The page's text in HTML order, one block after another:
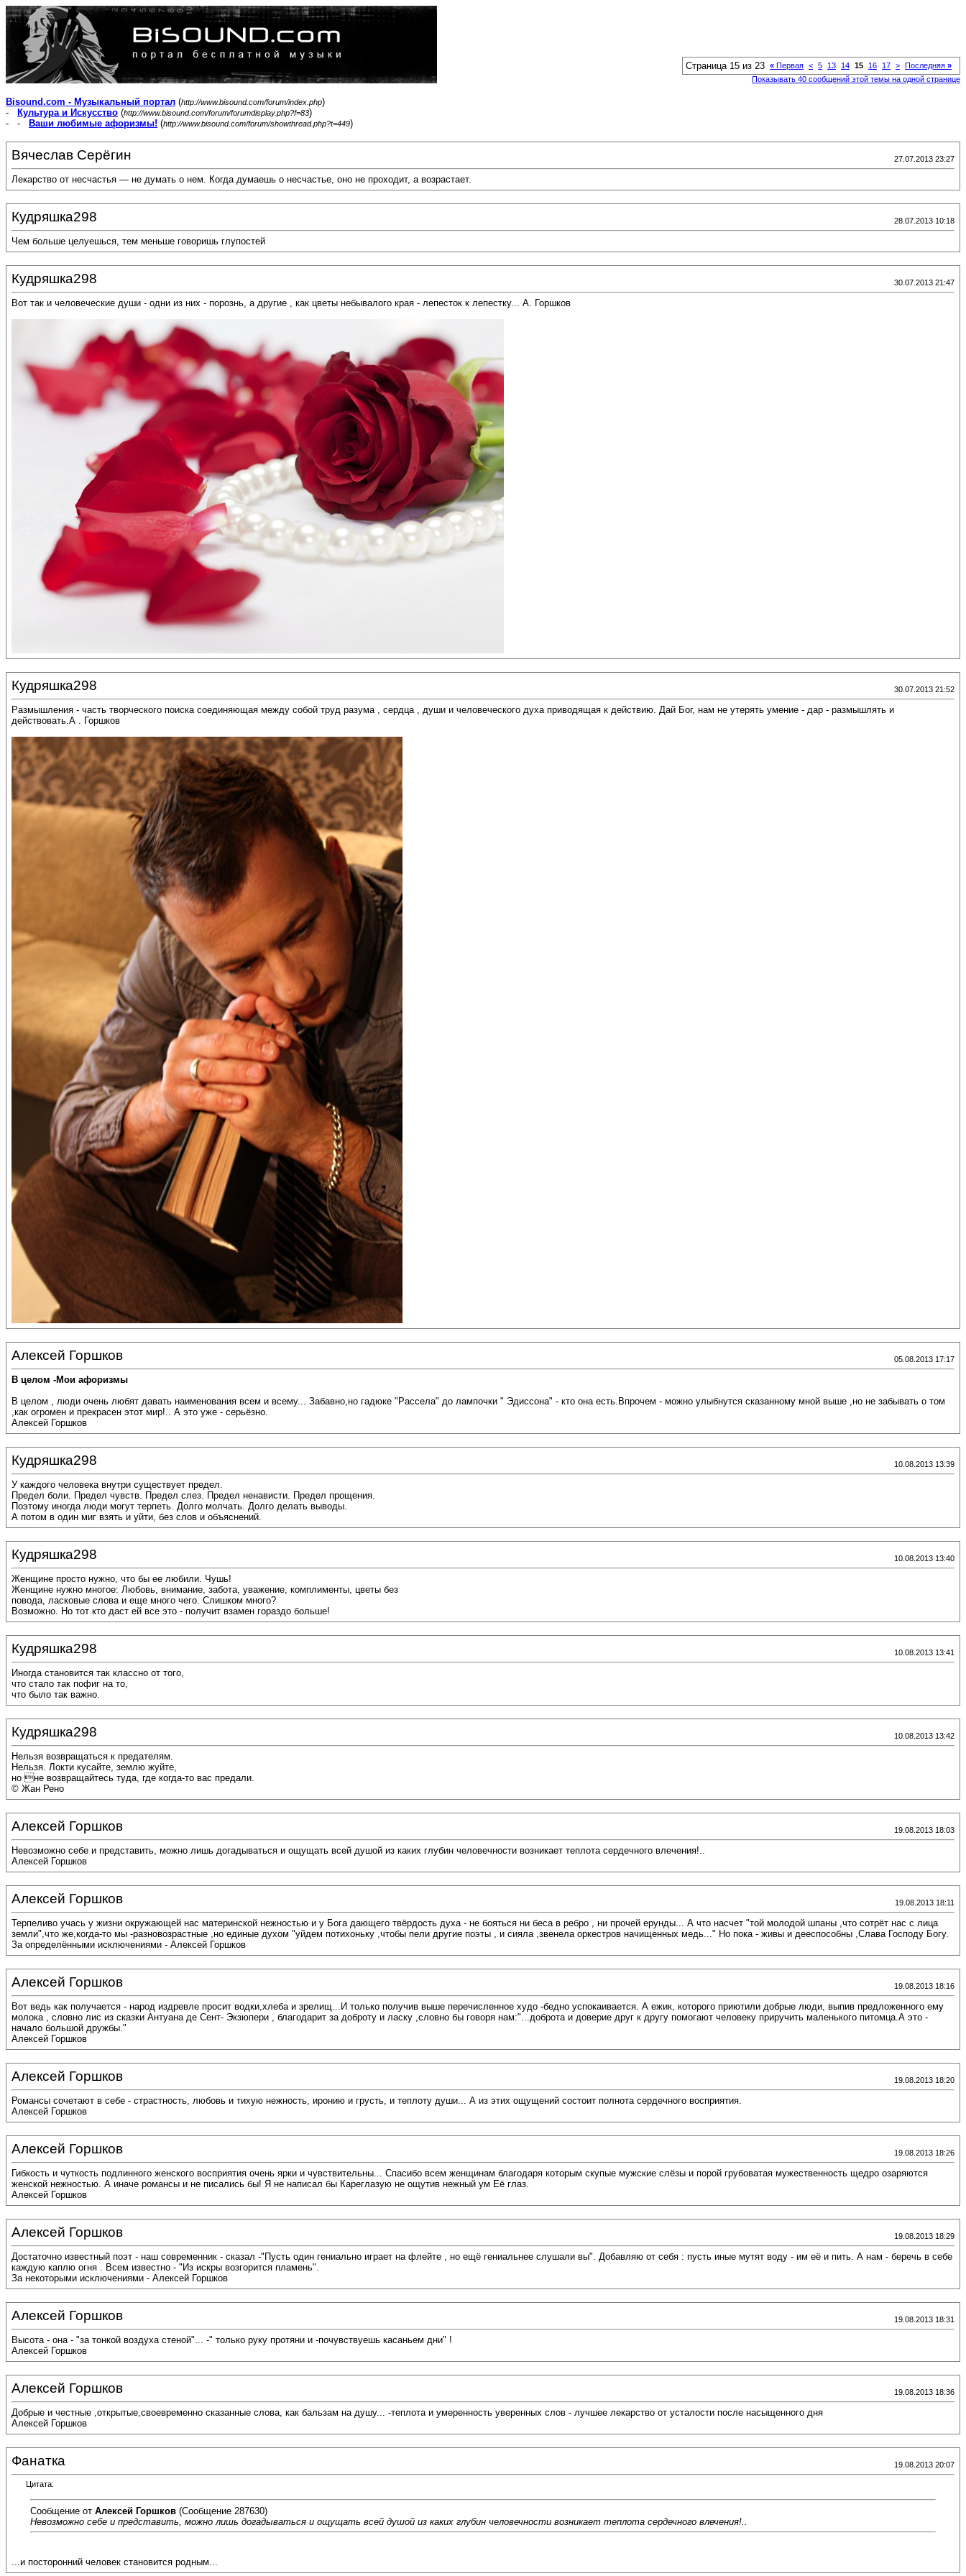
Страница 15 из 23 « Первая < 5 13 14 15 16 17 > Последняя »
Показывать 40 сообщений этой темы на одной странице
Bisound.com - Музыкальный портал (http://www.bisound.com/forum/index.php)
-
Культура и Искусство (http://www.bisound.com/forum/forumdisplay.php?f=83)
- -
Ваши любимые афоризмы! (http://www.bisound.com/forum/showthread.php?t=449)
Вячеслав Серёгин 27.07.2013 23:27
Лекарство от несчастья — не думать о нем. Когда думаешь о несчастье, оно не проходит, а возрастает.
Кудряшка298 28.07.2013 10:18
Чем больше целуешься, тем меньше говоришь глупостей
Кудряшка298 30.07.2013 21:47
Вот так и человеческие души - одни из них - порознь, а другие , как цветы небывалого края - лепесток к лепестку... А. Горшков
Кудряшка298 30.07.2013 21:52
Размышления - часть творческого поиска соединяющая между собой труд разума , сердца , души и человеческого духа приводящая к действию. Дай Бог, нам не утерять умение - дар - размышлять и
действовать.А . Горшков
Алексей Горшков 05.08.2013 17:17
В целом -Мои афоризмы
В целом , люди очень любят давать наименования всем и всему... Забавно,но гадюке "Рассела" до лампочки " Эдиссона" - кто она есть.Впрочем - можно улыбнутся сказанному мной выше ,но не забывать о том
,как огромен и прекрасен этот мир!.. А это уже - серьёзно.
Алексей Горшков
Кудряшка298 10.08.2013 13:39
У каждого человека внутри существует предел.
Предел боли. Предел чувств. Предел слез. Предел ненависти. Предел прощения.
Поэтому иногда люди могут терпеть. Долго молчать. Долго делать выводы.
А потом в один миг взять и уйти, без слов и объяснений.
Кудряшка298 10.08.2013 13:40
Женщине просто нужно, что бы ее любили. Чушь!
Женщине нужно многое: Любовь, внимание, забота, уважение, комплименты, цветы без
повода, ласковые слова и еще много чего. Слишком много?
Возможно. Но тот кто даст ей все это - получит взамен гораздо больше!
Кудряшка298 10.08.2013 13:41
Иногда становится так классно от того,
что стало так пофиг на то,
что было так важно.
Кудряшка298 10.08.2013 13:42
Нельзя возвращаться к предателям.
Нельзя. Локти кусайте, землю жуйте,
но не возвращайтесь туда, где когда-то вас предали.
© Жан Рено
Алексей Горшков 19.08.2013 18:03
Невозможно себе и представить, можно лишь догадываться и ощущать всей душой из каких глубин человечности возникает теплота сердечного влечения!..
Алексей Горшков
Алексей Горшков 19.08.2013 18:11
Терпеливо учась у жизни окружающей нас материнской нежностью и у Бога дающего твёрдость духа - не бояться ни беса в ребро , ни прочей ерунды... А что насчет "той молодой шпаны ,что сотрёт нас с лица
земли",что же,когда-то мы -разновозрастные ,но единые духом "уйдем потихоньку ,чтобы пели другие поэты , и сияла ,звенела оркестров начищенных медь..." Но пока - живы и дееспособны ,Слава Господу Богу.
За определёнными исключениями - Алексей Горшков
Алексей Горшков 19.08.2013 18:16
Вот ведь как получается - народ издревле просит водки,хлеба и зрелищ...И только получив выше перечисленное худо -бедно успокаивается. А ежик, которого приютили добрые люди, выпив предложенного ему
молока , словно лис из сказки Антуана де Сент- Экзюпери , благодарит за доброту и ласку ,словно бы говоря нам:"...доброта и доверие друг к другу помогают человеку приручить маленького питомца.А это -
начало большой дружбы."
Алексей Горшков
Алексей Горшков 19.08.2013 18:20
Романсы сочетают в себе - страстность, любовь и тихую нежность, иронию и грусть, и теплоту души... А из этих ощущений состоит полнота сердечного восприятия.
Алексей Горшков
Алексей Горшков 19.08.2013 18:26
Гибкость и чуткость подлинного женского восприятия очень ярки и чувствительны... Спасибо всем женщинам благодаря которым скупые мужские слёзы и порой грубоватая мужественность щедро озаряются
женской нежностью. А иначе романсы и не писались бы! Я не написал бы Кареглазую не ощутив нежный ум Её глаз.
Алексей Горшков
Алексей Горшков 19.08.2013 18:29
Достаточно известный поэт - наш современник - сказал -"Пусть один гениально играет на флейте , но ещё гениальнее слушали вы". Добавляю от себя : пусть иные мутят воду - им её и пить. А нам - беречь в себе
каждую каплю огня . Всем известно - "Из искры возгорится пламень".
За некоторыми исключениями - Алексей Горшков
Алексей Горшков 19.08.2013 18:31
Высота - она - "за тонкой воздуха стеной"... -" только руку протяни и -почувствуешь касаньем дни" !
Алексей Горшков
Алексей Горшков 19.08.2013 18:36
Добрые и честные ,открытые,своевременно сказанные слова, как бальзам на душу... -теплота и умеренность уверенных слов - лучшее лекарство от усталости после насыщенного дня
Алексей Горшков
Фанатка 19.08.2013 20:07
Цитата:
Сообщение от Алексей Горшков (Сообщение 287630)
Невозможно себе и представить, можно лишь догадываться и ощущать всей душой из каких глубин человечности возникает теплота сердечного влечения!..
...и посторонний человек становится родным...